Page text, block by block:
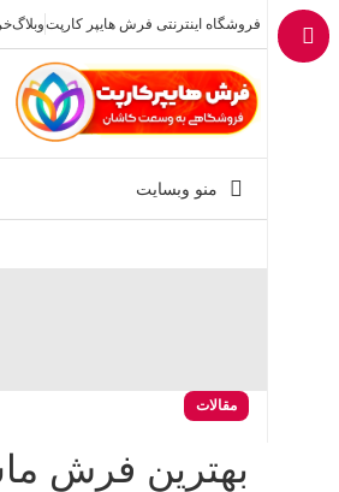
فروشگاه اینترنتی فرش هایپر کارپتوبلاگ
منو وبسایت
مقالات
بهترین فرش